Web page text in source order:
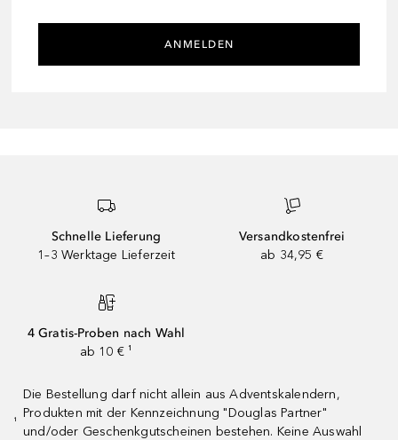
ANMELDEN
Schnelle Lieferung
1–3 Werktage Lieferzeit
Versandkostenfrei
ab 34,95 €
4 Gratis-Proben nach Wahl
ab 10 € ¹
¹
Die Bestellung darf nicht allein aus Adventskalendern,
Produkten mit der Kennzeichnung "Douglas Partner"
und/oder Geschenkgutscheinen bestehen. Keine Auswahl